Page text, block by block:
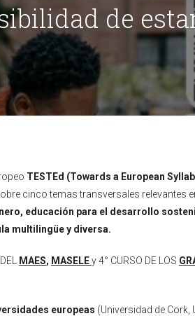
de
TESTEd (Towards a European
cinco temas transversales relevantes
educación para el desarrollo
multilingüe y diversa.
MAES, MASELEy 4° CURSO DE LOS
europeas (Universidad de Cork,